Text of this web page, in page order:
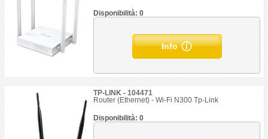
Disponibilità: 0
Info
TP-LINK - 104471
Router (Ethernet) - Wi-Fi N300 Tp-Link
Disponibilità: 0